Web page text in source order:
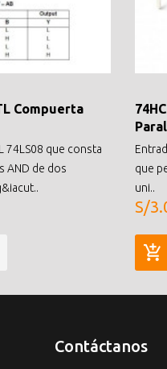
Compuerta
74LS08 que consta
AND de dos
que
uni..
S/
Contáctanos